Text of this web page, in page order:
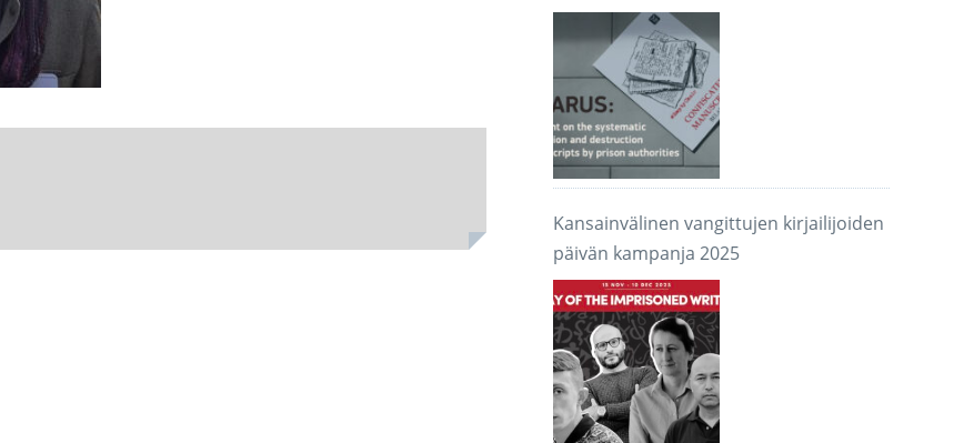
järjestelmällisestä käsikirjoitusten
takavarikoinnista ja tuhoamisesta
Kansainvälinen vangittujen kirjailijoiden
päivän kampanja 2025